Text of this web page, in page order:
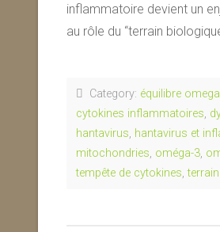
inflammatoire devient un
au rôle du “terrain
Category: équilibre
cytokines inflammatoires,
hantavirus, hantavirus et
mitochondries, oméga-3,
tempête de cytokines,